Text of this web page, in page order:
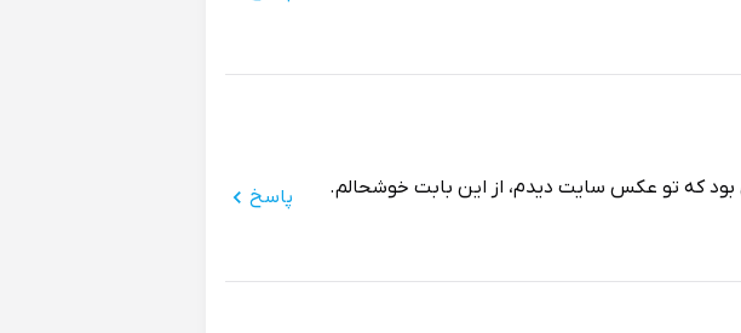
که تو عکس سایت دیدم، از این بابت خوشحالم.
پاسخ